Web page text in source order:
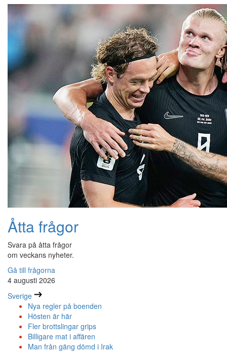
Åtta frågor
Svara på åtta frågor
om veckans nyheter.
Gå till frågorna
4 augusti 2026
Sverige
Nya regler på boenden
Hösten är här
Fler brottslingar grips
Billigare mat i affären
Man från gäng dömd i Irak